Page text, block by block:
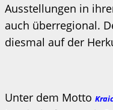
Ausstellungen in
auch überregional.
diesmal auf der
Unter dem Motto